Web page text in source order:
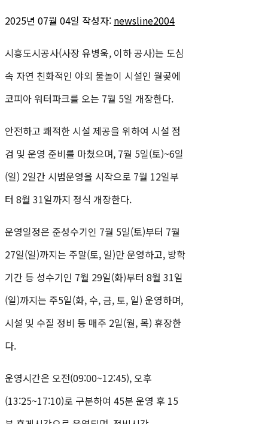
2025년 07월 04일 작성자: newsline2004
시흥도시공사(사장 유병욱, 이하 공사)는 도심
속 자연 친화적인 야외 물놀이 시설인 월곶에
코피아 워터파크를 오는 7월 5일 개장한다.
안전하고 쾌적한 시설 제공을 위하여 시설 점
검 및 운영 준비를 마쳤으며, 7월 5일(토)~6일
(일) 2일간 시범운영을 시작으로 7월 12일부
터 8월 31일까지 정식 개장한다.
운영일정은 준성수기인 7월 5일(토)부터 7월
27일(일)까지는 주말(토, 일)만 운영하고, 방학
기간 등 성수기인 7월 29일(화)부터 8월 31일
(일)까지는 주5일(화, 수, 금, 토, 일) 운영하며,
시설 및 수질 정비 등 매주 2일(월, 목) 휴장한
다.
운영시간은 오전(09:00~12:45), 오후
(13:25~17:10)로 구분하여 45분 운영 후 15